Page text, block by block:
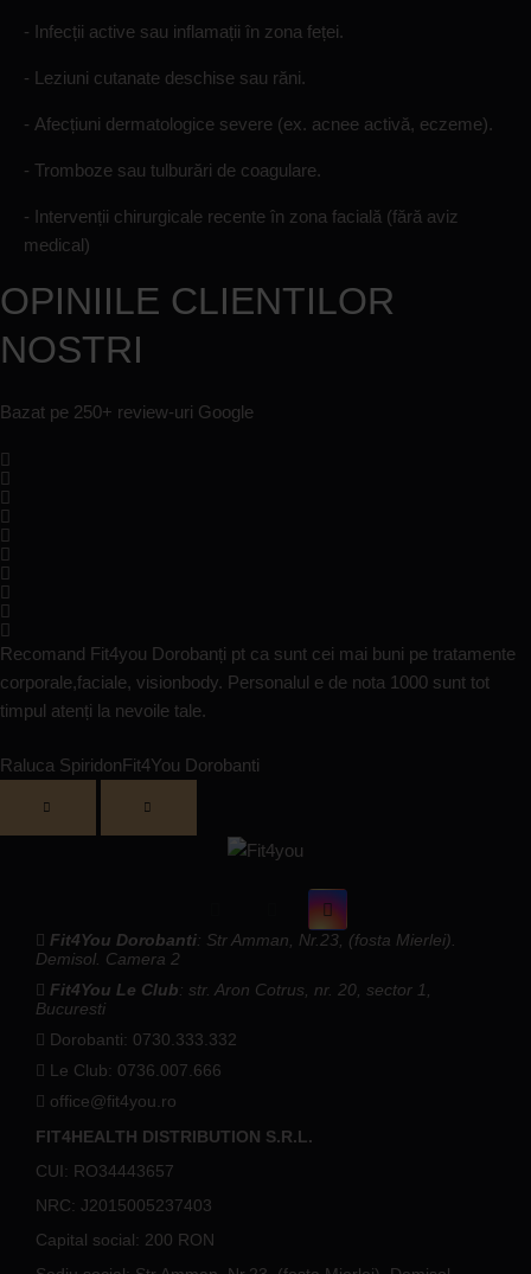
- Infecții active sau inflamații în zona feței.
- Leziuni cutanate deschise sau răni.
- Afecțiuni dermatologice severe (ex. acnee activă, eczeme).
- Tromboze sau tulburări de coagulare.
- Intervenții chirurgicale recente în zona facială (fără aviz
medical)
OPINIILE CLIENTILOR
NOSTRI
Bazat pe 250+ review-uri Google
Recomand Fit4you Dorobanți pt ca sunt cei mai buni pe tratamente
corporale,faciale, visionbody. Personalul e de nota 1000 sunt tot
timpul atenți la nevoile tale.
Raluca SpiridonFit4You Dorobanti
Fit4You Dorobanti: Str Amman, Nr.23, (fosta Mierlei).
Demisol. Camera 2
Fit4You Le Club: str. Aron Cotrus, nr. 20, sector 1,
Bucuresti
Dorobanti: 0730.333.332
Le Club: 0736.007.666
office@fit4you.ro
FIT4HEALTH DISTRIBUTION S.R.L.
CUI: RO34443657
NRC: J2015005237403
Capital social: 200 RON